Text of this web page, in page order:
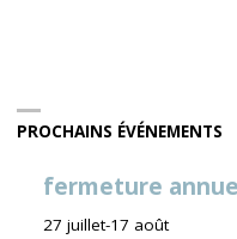
PROCHAINS ÉVÉNEMENTS
fermeture
27 juillet-17 août